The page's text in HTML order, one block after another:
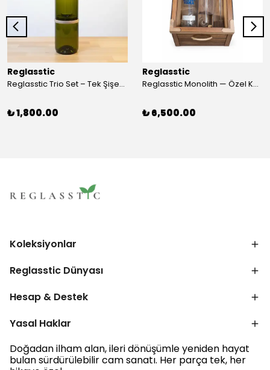
Reglasstic
Reglasstic Trio Set – Tek Şişeden 3 Parça
₺ 1,800.00
Reglasstic
Reglasstic Monolith — Özel Kutulu Cam Nargile
₺ 6,500.00
Koleksiyonlar
Reglasstic Dünyası
Hesap & Destek
Yasal Haklar
Doğadan ilham alan, ileri dönüşümle yeniden hayat
bulan sürdürülebilir cam sanatı. Her parça tek, her